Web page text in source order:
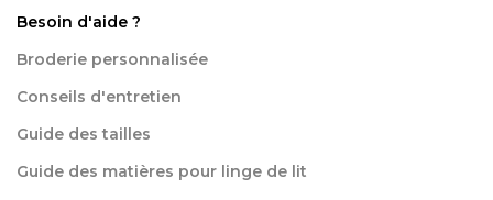
Besoin d'aide ?
Broderie personnalisée
Conseils d'entretien
Guide des tailles
Guide des matières pour linge de lit